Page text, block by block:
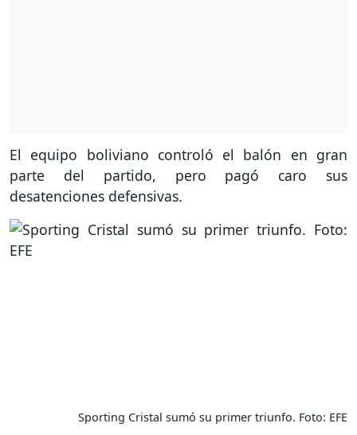
El equipo boliviano controló el balón en gran
parte del partido, pero pagó caro sus
desatenciones defensivas.
Sporting Cristal sumó su primer triunfo. Foto: EFE